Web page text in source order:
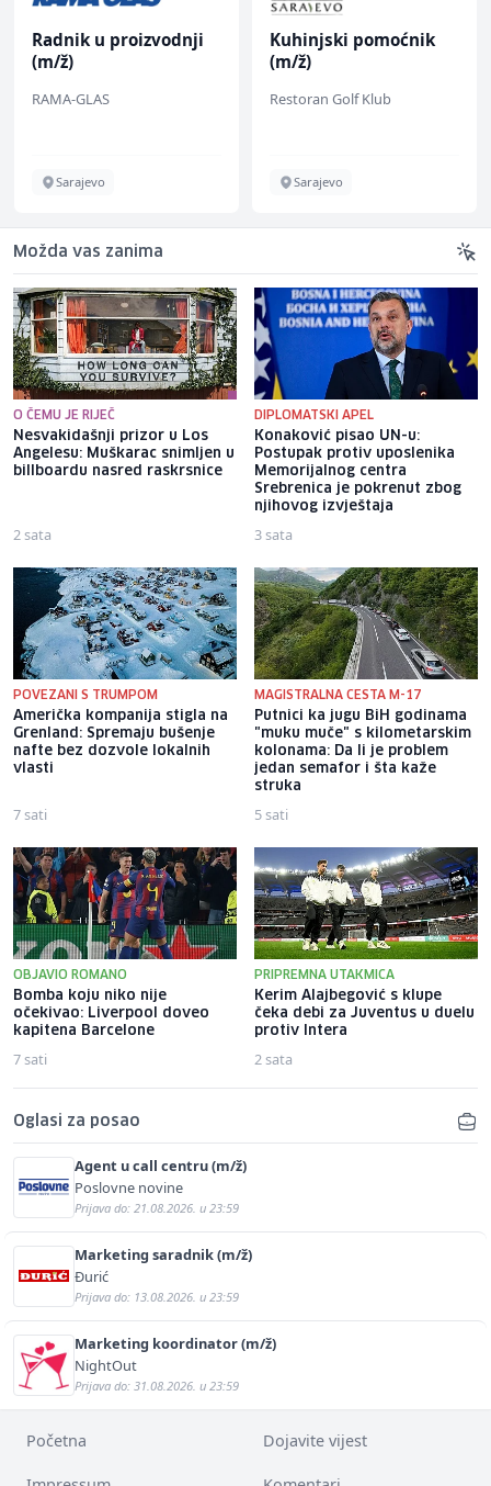
Radnik u proizvodnji
(m/ž)
RAMA-GLAS
Sarajevo
Kuhinjski pomoćnik
(m/ž)
Restoran Golf Klub
Sarajevo
Možda vas zanima
O ČEMU JE RIJEČ
Nesvakidašnji prizor u Los
Angelesu: Muškarac snimljen u
billboardu nasred raskrsnice
2 sata
DIPLOMATSKI APEL
Konaković pisao UN-u:
Postupak protiv uposlenika
Memorijalnog centra
Srebrenica je pokrenut zbog
njihovog izvještaja
3 sata
POVEZANI S TRUMPOM
Američka kompanija stigla na
Grenland: Spremaju bušenje
nafte bez dozvole lokalnih
vlasti
7 sati
MAGISTRALNA CESTA M-17
Putnici ka jugu BiH godinama
"muku muče" s kilometarskim
kolonama: Da li je problem
jedan semafor i šta kaže
struka
5 sati
OBJAVIO ROMANO
Bomba koju niko nije
očekivao: Liverpool doveo
kapitena Barcelone
7 sati
PRIPREMNA UTAKMICA
Kerim Alajbegović s klupe
čeka debi za Juventus u duelu
protiv Intera
2 sata
Oglasi za posao
Agent u call centru (m/ž)
Poslovne novine
Prijava do: 21.08.2026. u 23:59
Marketing saradnik (m/ž)
Đurić
Prijava do: 13.08.2026. u 23:59
Marketing koordinator (m/ž)
NightOut
Prijava do: 31.08.2026. u 23:59
Početna Dojavite vijest